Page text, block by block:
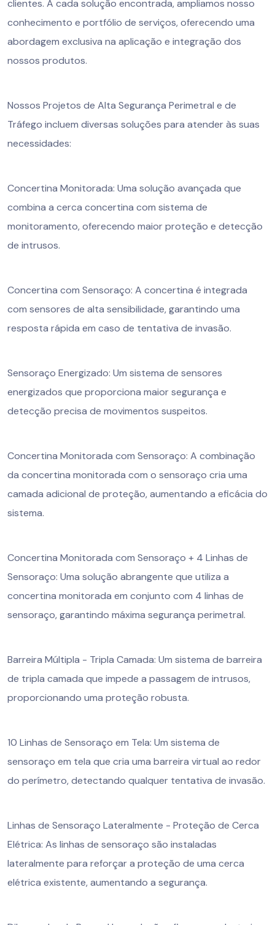
clientes. A cada solução encontrada, ampliamos nosso
conhecimento e portfólio de serviços, oferecendo uma
abordagem exclusiva na aplicação e integração dos
nossos produtos.
Nossos Projetos de Alta Segurança Perimetral e de
Tráfego incluem diversas soluções para atender às suas
necessidades:
Concertina Monitorada: Uma solução avançada que
combina a cerca concertina com sistema de
monitoramento, oferecendo maior proteção e detecção
de intrusos.
Concertina com Sensoraço: A concertina é integrada
com sensores de alta sensibilidade, garantindo uma
resposta rápida em caso de tentativa de invasão.
Sensoraço Energizado: Um sistema de sensores
energizados que proporciona maior segurança e
detecção precisa de movimentos suspeitos.
Concertina Monitorada com Sensoraço: A combinação
da concertina monitorada com o sensoraço cria uma
camada adicional de proteção, aumentando a eficácia do
sistema.
Concertina Monitorada com Sensoraço + 4 Linhas de
Sensoraço: Uma solução abrangente que utiliza a
concertina monitorada em conjunto com 4 linhas de
sensoraço, garantindo máxima segurança perimetral.
Barreira Múltipla - Tripla Camada: Um sistema de barreira
de tripla camada que impede a passagem de intrusos,
proporcionando uma proteção robusta.
10 Linhas de Sensoraço em Tela: Um sistema de
sensoraço em tela que cria uma barreira virtual ao redor
do perímetro, detectando qualquer tentativa de invasão.
Linhas de Sensoraço Lateralmente - Proteção de Cerca
Elétrica: As linhas de sensoraço são instaladas
lateralmente para reforçar a proteção de uma cerca
elétrica existente, aumentando a segurança.